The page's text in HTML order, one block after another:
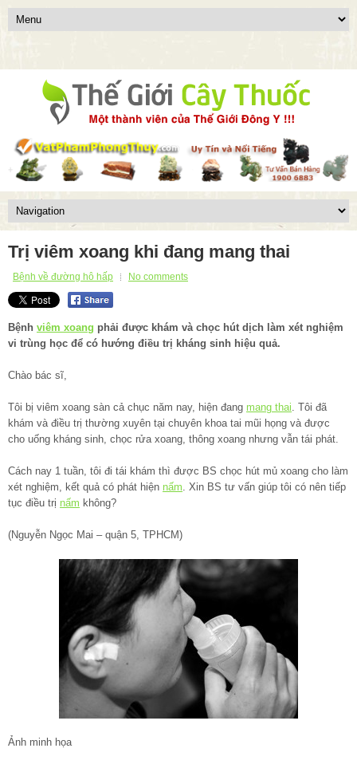
Trị viêm xoang khi đang mang thai
Bệnh về đường hô hấp No comments
Bệnh viêm xoang phải được khám và chọc hút dịch làm xét nghiệm
vi trùng học để có hướng điều trị kháng sinh hiệu quả.
Chào bác sĩ,
Tôi bị viêm xoang sàn cả chục năm nay, hiện đang mang thai. Tôi đã
khám và điều trị thường xuyên tại chuyên khoa tai mũi họng và được
cho uống kháng sinh, chọc rửa xoang, thông xoang nhưng vẫn tái phát.
Cách nay 1 tuần, tôi đi tái khám thì được BS chọc hút mủ xoang cho làm
xét nghiệm, kết quả có phát hiện nấm. Xin BS tư vấn giúp tôi có nên tiếp
tục điều trị nấm không?
(Nguyễn Ngọc Mai – quận 5, TPHCM)
Ảnh minh họa